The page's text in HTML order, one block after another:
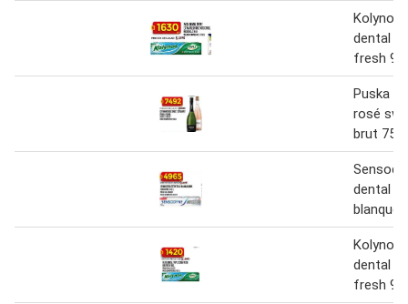
Kolynos
dental
fresh 90
Puska
rosé
brut 750
dental
Kolynos
dental
fresh 90